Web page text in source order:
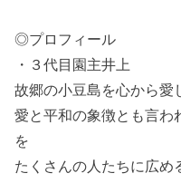
◎プロフィール
・３代目園主井上
故郷の小豆島を心から愛
愛と平和の象徴とも言わ
を
たくさんの人たちに広め